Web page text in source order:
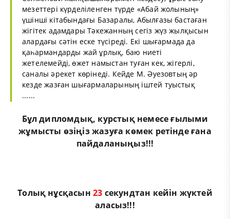
мезеттері күрделіленген түрде «Абай жолының»
үшінші кітабындағы Базаралы, Абылғазы бастаған
жігітек адамдары Тәкежанның сегіз жүз жылқысын
алардағы сәтін еске түсіреді. Екі шығармада да
қаһармандарды жай ұрлық, баю ниеті
жетелемейді, өжет намыстан туған кек, жігерлі,
саналы әрекет көрінеді. Кейде М. Әуезовтың әр
кезде жазған шығармаларының іштей туыстық
......
Бұлдипломдық, курстықнемесеғылыми
жұмысты өзіңіз жазуға көмек ретінде ғана
пайдаланыңыз!!!
Толық нұсқасын22 секундтан кейін жүктей
аласыз!!!